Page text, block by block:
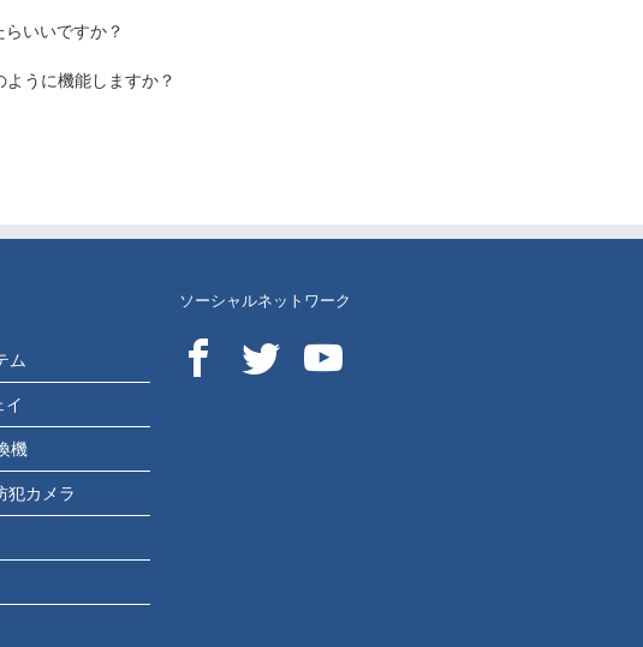
いいですか？
うに機能しますか？
ム
イ
機
犯カメラ
ソーシャルネットワーク